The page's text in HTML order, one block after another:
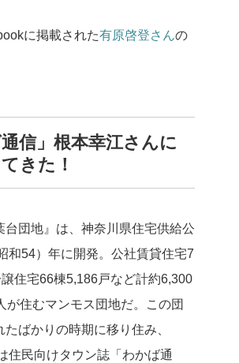
に掲載された有原啓登さんの
通信」根本幸江さんに
てきた！
団地』は、神奈川県住宅供給公
和54）年に開発。公社賃貸住宅7
住宅66棟5,186戸など計約6,300
が住むマンモス団地だ。この団
ばかりの時期に移り住み、
住民向けタウン誌「わかば通